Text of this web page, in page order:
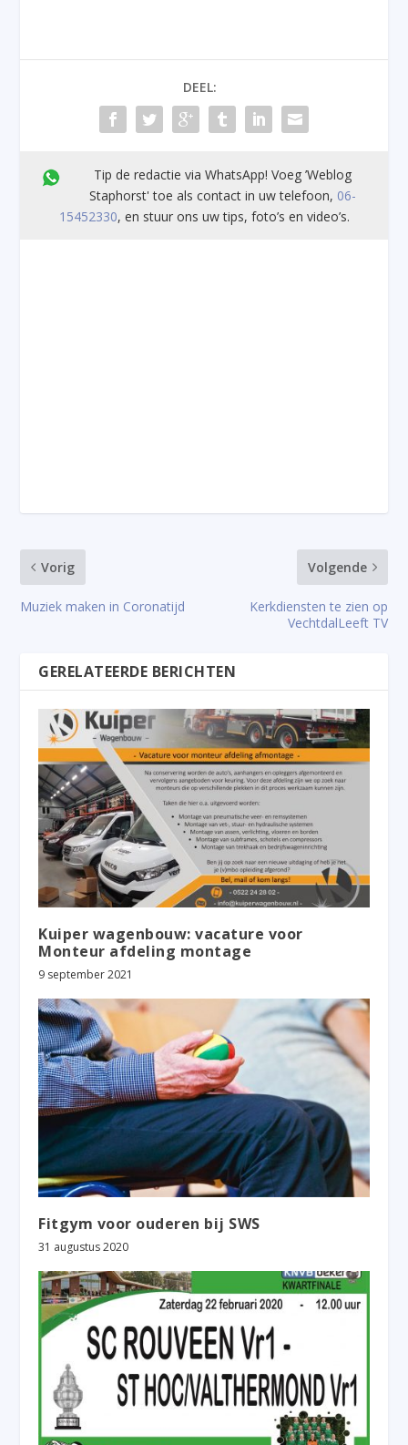
DEEL:
Tip de redactie via WhatsApp! Voeg ’Weblog
Staphorst' toe als contact in uw telefoon, 06-
15452330, en stuur ons uw tips, foto’s en video’s.
Vorig
Muziek maken in Coronatijd
Volgende
Kerkdiensten te zien op
VechtdalLeeft TV
GERELATEERDE BERICHTEN
Kuiper wagenbouw: vacature voor
Monteur afdeling montage
9 september 2021
Fitgym voor ouderen bij SWS
31 augustus 2020